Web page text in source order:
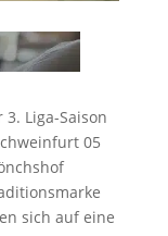
Liga-Saison
05
sich auf eine